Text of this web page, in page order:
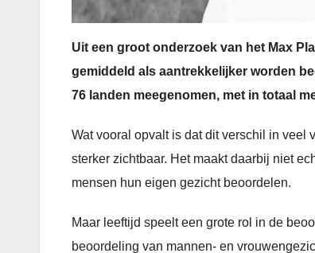
Uit een groot onderzoek van het Max
gemiddeld als aantrekkelijker worden
76 landen meegenomen, met in totaal
Wat vooral opvalt is dat dit verschil in veel
sterker zichtbaar. Het maakt daarbij niet
mensen hun eigen gezicht beoordelen.
Maar leeftijd speelt een grote rol in de
beoordeling van mannen- en